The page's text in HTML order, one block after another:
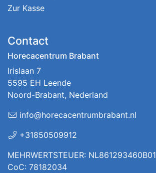
Zur Kasse
Contact
Horecacentrum Brabant
Irislaan 7
5595 EH Leende
Noord-Brabant, Nederland
info@horecacentrumbrabant.nl
+31850509912
MEHRWERTSTEUER: NL861293460B01
CoC: 78182034